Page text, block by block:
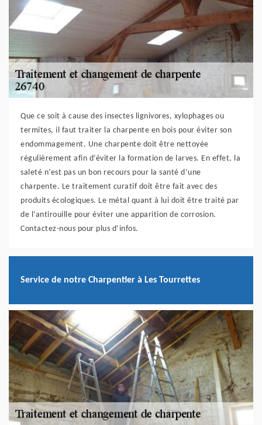
Que ce soit à cause des insectes lignivores, xylophages ou
termites, il faut traiter la charpente en bois pour éviter son
endommagement. Une charpente doit être nettoyée
régulièrement afin d’éviter la formation de larves. En effet, la
saleté n’est pas un bon recours pour la santé d’une
charpente. Le traitement curatif doit être fait avec des
produits écologiques. Le métal quant à lui doit être traité par
de l’antirouille pour éviter une apparition de corrosion.
Contactez-nous pour plus d’infos.
Service de notre Charpentier à Les Tourrettes